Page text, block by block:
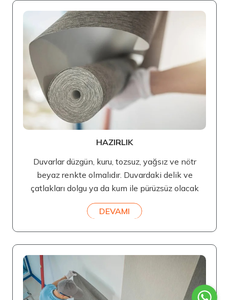
HAZIRLIK
Duvarlar düzgün, kuru, tozsuz, yağsız ve nötr
beyaz renkte olmalıdır. Duvardaki delik ve
çatlakları dolgu ya da kum ile pürüzsüz olacak
DEVAMI